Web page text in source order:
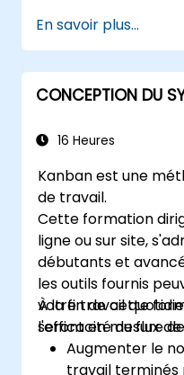
En savoir plus...
CONCEPTION DU
16 Heures
Kanban est une
de travail.
Cette formation
ligne ou sur site,
débutants et
les outils fournis
votre travail
l'efficacité du flux
À la fin de cette
seront en mesure
Augmenter le
travail terminés